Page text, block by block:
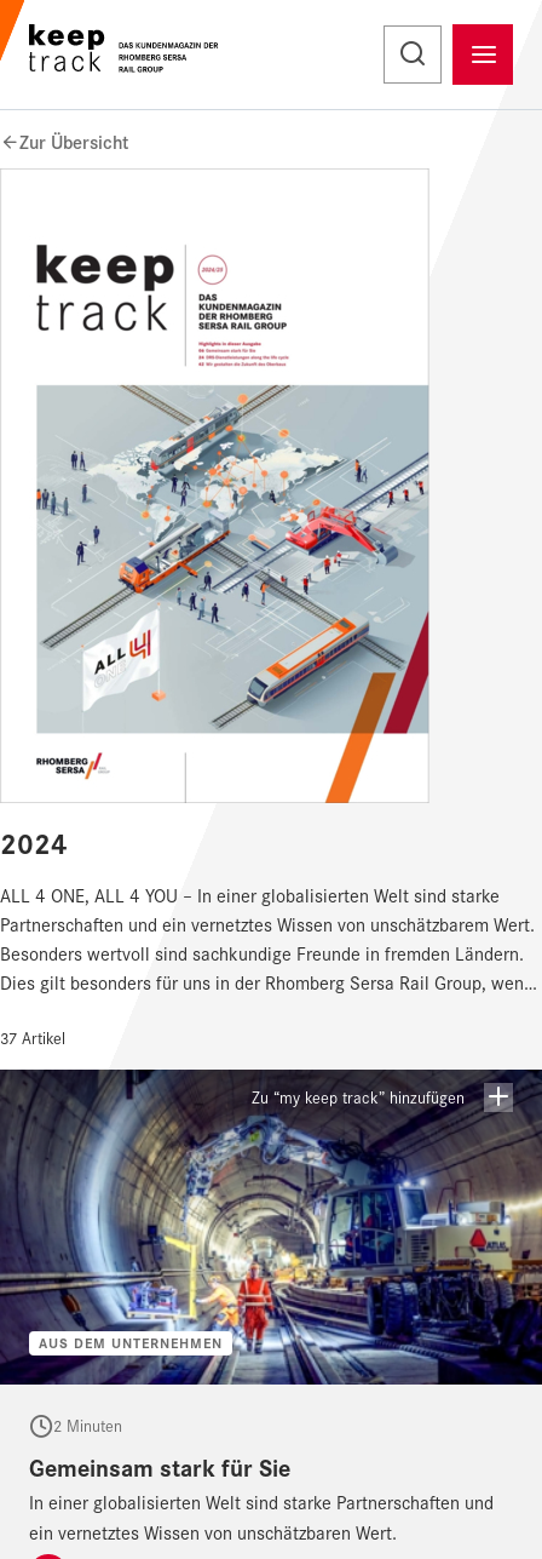
Zur Übersicht
2024
ALL 4 ONE, ALL 4 YOU – In einer globalisierten Welt sind starke
Partnerschaften und ein vernetztes Wissen von unschätzbarem Wert.
Besonders wertvoll sind sachkundige Freunde in fremden Ländern.
Dies gilt besonders für uns in der Rhomberg Sersa Rail Group, wenn
Irland bis Australien, von der Schweiz bis Kanada. Mit unserem
gelebten Prinzip der internationalen Zusammenarbeit und des
Wissensaustauschs ist wesentlicher Bestandteil unserer
Unternehmenskultur und unseres Erfolges. Wir sind überzeugt:
Gemeinsam sind wir (noch) stärker als die Summe unserer Teile und
schaffen wirklich Großartiges.
37 Artikel
AUS DEM UNTERNEHMEN
Zu “my keep track” hinzufügen
2 Minuten
Gemeinsam stark für Sie
In einer globalisierten Welt sind starke Partnerschaften und
ein vernetztes Wissen von unschätzbaren Wert.